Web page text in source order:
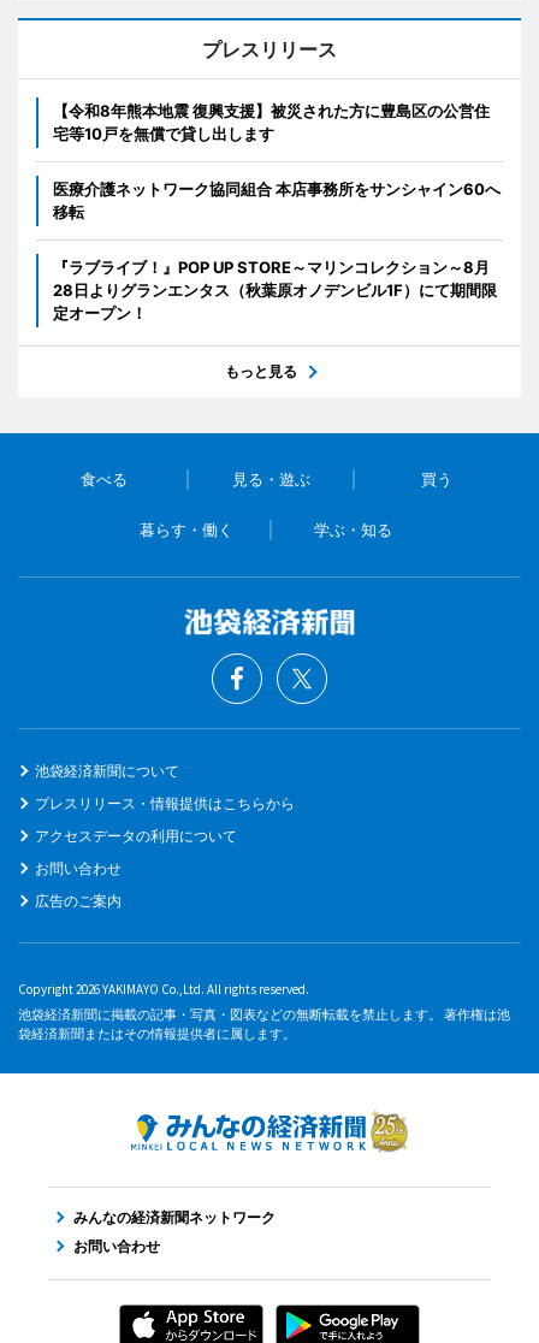
プレスリリース
【令和8年熊本地震 復興支援】被災された方に豊島区の公営住
宅等10戸を無償で貸し出します
医療介護ネットワーク協同組合 本店事務所をサンシャイン60へ
移転
『ラブライブ！』POP UP STORE～マリンコレクション～8月
28日よりグランエンタス（秋葉原オノデンビル1F）にて期間限
定オープン！
もっと見る
食べる 見る・遊ぶ 買う
暮らす・働く 学ぶ・知る
池袋経済新聞について
プレスリリース・情報提供はこちらから
アクセスデータの利用について
お問い合わせ
広告のご案内
Copyright 2026 YAKIMAYO Co.,Ltd. All rights reserved.
池袋経済新聞に掲載の記事・写真・図表などの無断転載を禁止します。 著作権は池
袋経済新聞またはその情報提供者に属します。
みんなの経済新聞ネットワーク
お問い合わせ